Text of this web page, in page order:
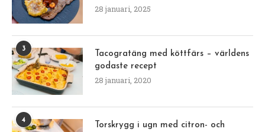
28 januari, 2025
3
Tacogratäng med köttfärs – världens
godaste recept
28 januari, 2020
4
Torskrygg i ugn med citron- och